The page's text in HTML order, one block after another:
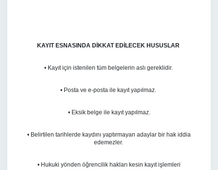
KAYIT ESNASINDA DİKKAT EDİLECEK HUSUSLAR
• Kayıt için istenilen tüm belgelerin aslı gereklidir.
• Posta ve e-posta ile kayıt yapılmaz.
• Eksik belge ile kayıt yapılmaz.
• Belirtilen tarihlerde kaydını yaptırmayan adaylar bir hak iddia
edemezler.
• Hukuki yönden öğrencilik hakları kesin kayıt işlemleri